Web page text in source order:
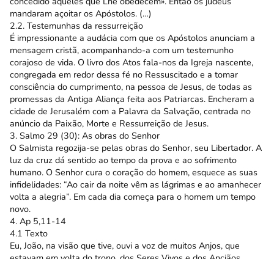
mandaram açoitar os Apóstolos. (…)
2.2. Testemunhas da ressurreição
É impressionante a audácia com que os Apóstolos anunciam a
mensagem cristã, acompanhando-a com um testemunho
corajoso de vida. O livro dos Atos fala-nos da Igreja nascente,
congregada em redor dessa fé no Ressuscitado e a tomar
consciência do cumprimento, na pessoa de Jesus, de todas as
promessas da Antiga Aliança feita aos Patriarcas. Encheram a
cidade de Jerusalém com a Palavra da Salvação, centrada no
anúncio da Paixão, Morte e Ressurreição de Jesus.
3. Salmo 29 (30): As obras do Senhor
O Salmista regozija-se pelas obras do Senhor, seu Libertador. A
luz da cruz dá sentido ao tempo da prova e ao sofrimento
humano. O Senhor cura o coração do homem, esquece as suas
infidelidades: “Ao cair da noite vêm as lágrimas e ao amanhecer
volta a alegria”. Em cada dia começa para o homem um tempo
novo.
4. Ap 5,11-14
4.1 Texto
Eu, João, na visão que tive, ouvi a voz de muitos Anjos, que